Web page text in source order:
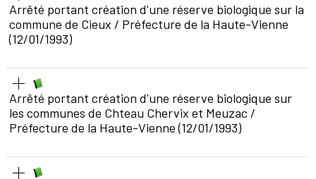
Arrêté portant création d'une réserve biologique sur la
commune de Cieux / Préfecture de la Haute-Vienne
(12/01/1993)
Arrêté portant création d'une réserve biologique sur
les communes de Chteau Chervix et Meuzac /
Préfecture de la Haute-Vienne (12/01/1993)